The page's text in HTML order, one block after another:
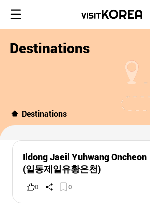
Destinations
Destinations
Ildong Jaeil Yuhwang Oncheon
(일동제일유황온천)
0 0